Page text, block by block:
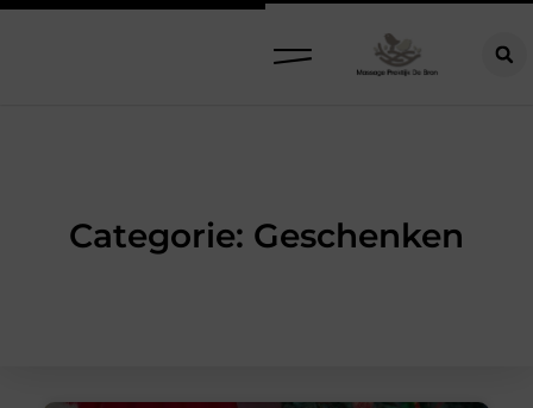
Categorie: Geschenken